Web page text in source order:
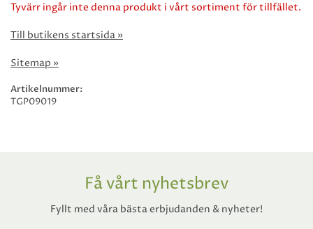
Tyvärr ingår inte denna produkt i vårt sortiment för tillfället.
Till butikens startsida »
Sitemap »
Artikelnummer:
TGP09019
Få vårt nyhetsbrev
Fyllt med våra bästa erbjudanden & nyheter!